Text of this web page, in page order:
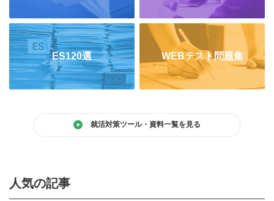
ES120選 WEBテスト問題集
就活対策ツール・資料一覧を見る
人気の記事